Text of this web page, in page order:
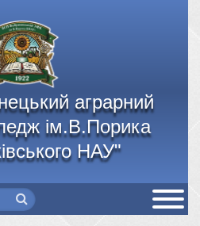
аграрний
ім.В.Порика
НАУ"